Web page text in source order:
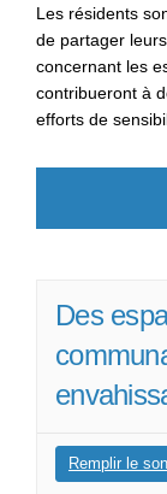
Les résidents
de partager
concernant les
contribueront à
efforts de
Des
Remplir le